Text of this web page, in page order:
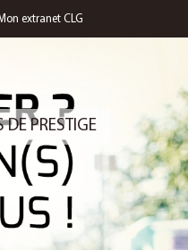
extranet CLG
DE PRESTIGE